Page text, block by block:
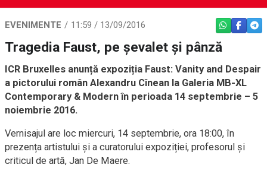
EVENIMENTE 11:59 / 13/09/2016 WHATSAPP
Tragedia Faust, pe șevalet și pânză
ICR Bruxelles anunță expoziția Faust: Vanity and Despair
a pictorului român Alexandru Cînean la Galeria MB-XL
Contemporary & Modern în perioada 14 septembrie – 5
noiembrie 2016.
Vernisajul are loc miercuri, 14 septembrie, ora 18:00, în
prezența artistului şi a curatorului expoziției, profesorul și
criticul de artă, Jan De Maere.